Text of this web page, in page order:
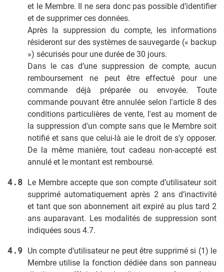
et le Membre. Il ne sera donc pas possible d’identifier
et de supprimer ces données.
Après la suppression du compte, les informations
résideront sur des systèmes de sauvegarde (« backup
») sécurisés pour une durée de 30 jours.
Dans le cas d’une suppression de compte, aucun
remboursement ne peut être effectué pour une
commande déjà préparée ou envoyée. Toute
commande pouvant être annulée selon l'article 8 des
conditions particulières de vente, l'est au moment de
la suppression d'un compte sans que le Membre soit
notifié et sans que celui-là aie le droit de s'y opposer.
De la même manière, tout cadeau non-accepté est
annulé et le montant est remboursé.
Le Membre accepte que son compte d’utilisateur soit
supprimé automatiquement après 2 ans d’inactivité
et tant que son abonnement ait expiré au plus tard 2
ans auparavant. Les modalités de suppression sont
indiquées sous 4.7.
Un compte d’utilisateur ne peut être supprimé si (1) le
Membre utilise la fonction dédiée dans son panneau